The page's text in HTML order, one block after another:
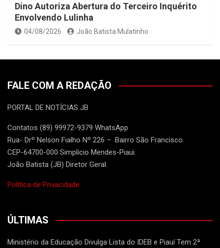
Dino Autoriza Abertura do Terceiro Inquérito
Envolvendo Lulinha
04/08/2026 João Batista Mulatinho
FALE COM A REDAÇÃO
PORTAL DE NOTÍCIAS JB
Contatos (89) 99972-9379 WhatsApp
Rua- Drº Nelson Fialho Nº 226 – Bairro São Francisco.
CEP-64700-000 Simplício Mendes-Piaui.
João Batista (JB) Diretor Geral.
Política de Privacidade.
ÚLTIMAS
Ministério da Educação Divulga Lista do IDEB e Piauí Tem 2ª